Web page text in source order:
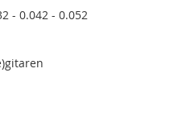
- 0.042 - 0.052